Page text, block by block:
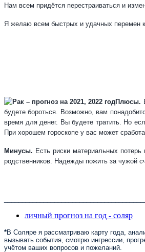
Нам всем придётся перестраиваться и
Я желаю всем быстрых и удачных перемен
Плюсы.
будете бороться. Возможно, вам
время для денег. Вы будете тратить. Но
При хорошем гороскопе у вас может
Минусы. Есть риски материальных
родственников. Надежды пожить за чужой
личный прогноз на год - соляр
*В Соляре я рассматриваю карту года,
вызывать события, смотрю ингрессии,
учётом ваших вопросов и пожеланий.